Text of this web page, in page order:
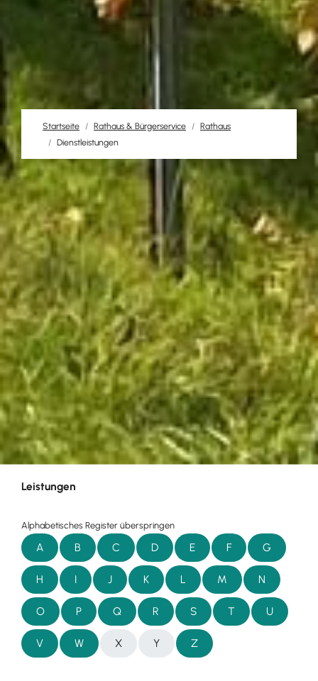
Startseite Rathaus & Bürgerservice
Rathaus
Dienstleistungen
Leistungen
Alphabetisches Register überspringen
A B C D E F G
H I J K L M N
O P Q R S T U
V W X Y Z